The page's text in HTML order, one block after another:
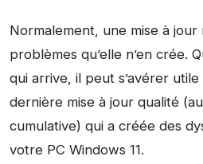
Normalement, une mise à
problèmes qu’elle n’en crée.
qui arrive, il peut s’avérer
dernière mise à jour qualité
cumulative) qui a créée des
votre PC Windows 11.